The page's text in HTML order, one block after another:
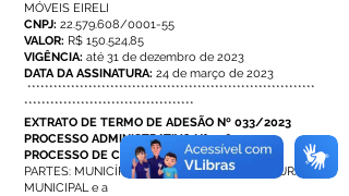
MÓVEIS EIRELI
CNPJ: 22.579.608/0001-55
VALOR: R$ 150.524,85
VIGÊNCIA: até 31 de dezembro de 2023
DATA DA ASSINATURA: 24 de março de 2023
******************************************************************
***************************************
EXTRATO DE TERMO DE ADESÃO Nº 033/2023
PROCESSO ADMINISTRATIVO Nº 018.03.2023
PROCESSO DE CARONA Nº 005/2023
PARTES: MUNICÍPIO DE CAPIXABA - PREFEITURA
MUNICIPAL e a